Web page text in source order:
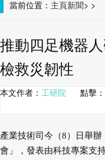
當前位置： 主頁 >
新聞 >
推動四足機器
檢救災韌性
本文作者： 工研院 點擊：
產業技術司今（8）日舉
會」，發表由科技專案支